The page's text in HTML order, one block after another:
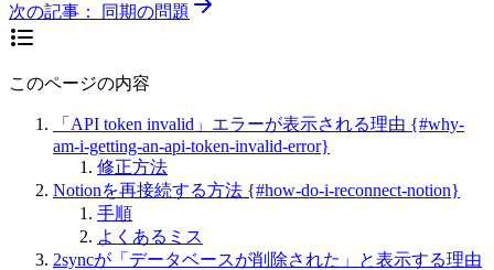
次の記事： 同期の問題
このページの内容
「API token invalid」エラーが表示される理由 {#why-
am-i-getting-an-api-token-invalid-error}
修正方法
Notionを再接続する方法 {#how-do-i-reconnect-notion}
手順
よくあるミス
2syncが「データベースが削除された」と表示する理由